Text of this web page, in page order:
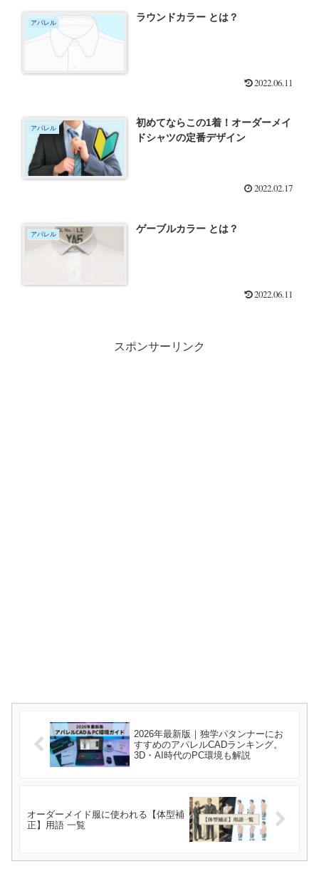
アパレル ラウンドカラー とは？
2022.06.11
アパレル
初めてならこの1着！オーダーメイ
ドシャツの定番デザイン
2022.02.17
アパレル ゲーブルカラー とは？
2022.06.11
スポンサーリンク
2026年最新版｜独学パタンナーにお
すすめのアパレルCADランキング。
3D・AI時代のPC環境も解説
オーダーメイド服に使われる【体型補
正】用語 一覧